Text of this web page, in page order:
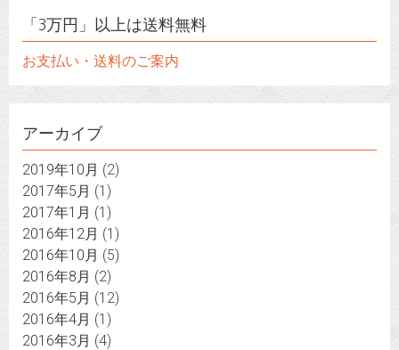
「3万円」以上は送料無料
お支払い・送料のご案内
アーカイブ
2019年10月 (2)
2017年5月 (1)
2017年1月 (1)
2016年12月 (1)
2016年10月 (5)
2016年8月 (2)
2016年5月 (12)
2016年4月 (1)
2016年3月 (4)